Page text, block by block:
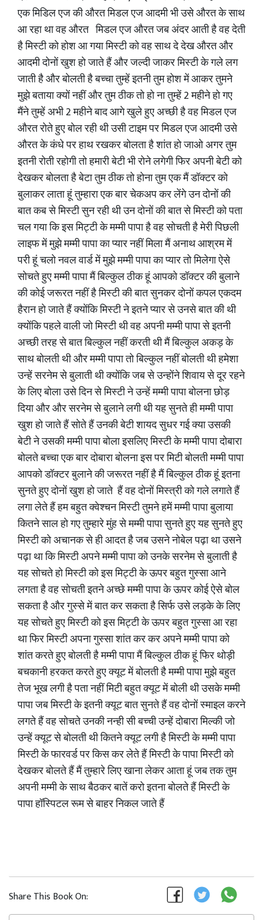
एक मिडिल एज की औरत मिडल एज आदमी भी उसे औरत के साथ
आ रहा था वह औरत मिडल एज औरत जब अंदर आती है वह देती
है मिस्टी को होश आ गया मिस्टी को वह साथ दे देख औरत और
आदमी दोनों खुश हो जाते हैं और जल्दी जाकर मिस्टी के गले लग
जाती है और बोलती है बच्चा तुम्हें इतनी तुम होश में आकर तुमने
मुझे बताया क्यों नहीं और तुम ठीक तो हो ना तुम्हें 2 महीने हो गए
मैंने तुम्हें अभी 2 महीने बाद आगे खुले हुए अच्छी है वह मिडल एज
औरत रोते हुए बोल रही थी उसी टाइम पर मिडल एज आदमी उसे
औरत के कंधे पर हाथ रखकर बोलता है शांत हो जाओ अगर तुम
इतनी रोती रहोगी तो हमारी बेटी भी रोने लगेगी फिर अपनी बेटी को
देखकर बोलता है बेटा तुम ठीक तो होना तुम एक मैं डॉक्टर को
बुलाकर लाता हूं तुम्हारा एक बार चेकअप कर लेंगे उन दोनों की
बात कब से मिस्टी सुन रही थी उन दोनों की बात से मिस्टी को पता
चल गया कि इस मिट्टी के मम्मी पापा है वह सोचती है मेरी पिछली
लाइफ में मुझे मम्मी पापा का प्यार नहीं मिला मैं अनाथ आश्रम में
परी हूं चलो नवल वार्ड में मुझे मम्मी पापा का प्यार तो मिलेगा ऐसे
सोचते हुए मम्मी पापा मैं बिल्कुल ठीक हूं आपको डॉक्टर की बुलाने
की कोई जरूरत नहीं है मिस्टी की बात सुनकर दोनों कपल एकदम
हैरान हो जाते हैं क्योंकि मिस्टी ने इतने प्यार से उनसे बात की थी
क्योंकि पहले वाली जो मिस्टी थी वह अपनी मम्मी पापा से इतनी
अच्छी तरह से बात बिल्कुल नहीं करती थी मैं बिल्कुल अकड़ के
साथ बोलती थी और मम्मी पापा तो बिल्कुल नहीं बोलती थी हमेशा
उन्हें सरनेम से बुलाती थी क्योंकि जब से उन्होंने शिवाय से दूर रहने
के लिए बोला उसे दिन से मिस्टी ने उन्हें मम्मी पापा बोलना छोड़
दिया और और सरनेम से बुलाने लगी थी यह सुनते ही मम्मी पापा
खुश हो जाते हैं सोते हैं उनकी बेटी शायद सुधर गई क्या उसकी
बेटी ने उसकी मम्मी पापा बोला इसलिए मिस्टी के मम्मी पापा दोबारा
बोलते बच्चा एक बार दोबारा बोलना इस पर मिटी बोलती मम्मी पापा
आपको डॉक्टर बुलाने की जरूरत नहीं है मैं बिल्कुल ठीक हूं इतना
सुनते हुए दोनों खुश हो जाते हैं वह दोनों मिस्त्री को गले लगाते हैं
लगा लेते हैं हम बहुत क्वेश्चन मिस्टी तुमने हमें मम्मी पापा बुलाया
कितने साल हो गए तुम्हारे मुंह से मम्मी पापा सुनते हुए यह सुनते हुए
मिस्टी को अचानक से ही आदत है जब उसने नोबेल पढ़ा था उसने
पढ़ा था कि मिस्टी अपने मम्मी पापा को उनके सरनेम से बुलाती है
यह सोचते हो मिस्टी को इस मिट्टी के ऊपर बहुत गुस्सा आने
लगता है वह सोचती इतने अच्छे मम्मी पापा के ऊपर कोई ऐसे बोल
सकता है और गुस्से में बात कर सकता है सिर्फ उसे लड़के के लिए
यह सोचते हुए मिस्टी को इस मिट्टी के ऊपर बहुत गुस्सा आ रहा
था फिर मिस्टी अपना गुस्सा शांत कर कर अपने मम्मी पापा को
शांत करते हुए बोलती है मम्मी पापा मैं बिल्कुल ठीक हूं फिर थोड़ी
बचकानी हरकत करते हुए क्यूट में बोलती है मम्मी पापा मुझे बहुत
तेज भूख लगी है पता नहीं मिटी बहुत क्यूट में बोली थी उसके मम्मी
पापा जब मिस्टी के इतनी क्यूट बात सुनते हैं वह दोनों स्माइल करने
लगते हैं वह सोचते उनकी नन्ही सी बच्ची उन्हें दोबारा मिल्की जो
उन्हें क्यूट से बोलती थी कितने क्यूट लगी है मिस्टी के मम्मी पापा
मिस्टी के फारवर्ड पर किस कर लेते हैं मिस्टी के पापा मिस्टी को
देखकर बोलते हैं मैं तुम्हारे लिए खाना लेकर आता हूं जब तक तुम
अपनी मम्मी के साथ बैठकर बातें करो इतना बोलते हैं मिस्टी के
पापा हॉस्पिटल रूम से बाहर निकल जाते हैं
Share This Book On: